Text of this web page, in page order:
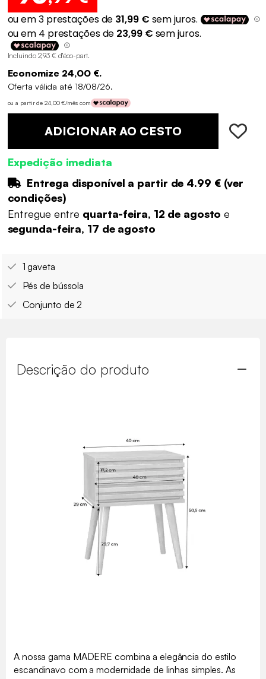
Incluindo 2,93 € d'éco-part.
Economize 24,00 €.
Oferta válida até 18/08/26.
ou a partir de 24,00 €/mês com
ADICIONAR AO CESTO
Expedição imediata
Entrega disponível a partir de 4.99 €(ver
condições)
Entregue entre quarta-feira, 12 de agostoe
segunda-feira, 17 de agosto
1 gaveta
Pés de bússola
Conjunto de 2
Descrição do produto
A nossa gama MADERE combina a elegância do estilo
escandinavo com a modernidade de linhas simples. As